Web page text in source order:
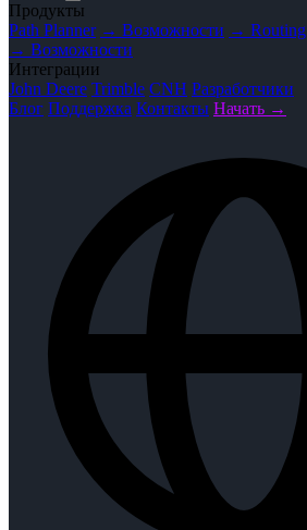
Продукты
Path Planner → Возможности → Routing
→ Возможности
Интеграции
John Deere Trimble CNH Разработчики
Блог Поддержка Контакты Начать →